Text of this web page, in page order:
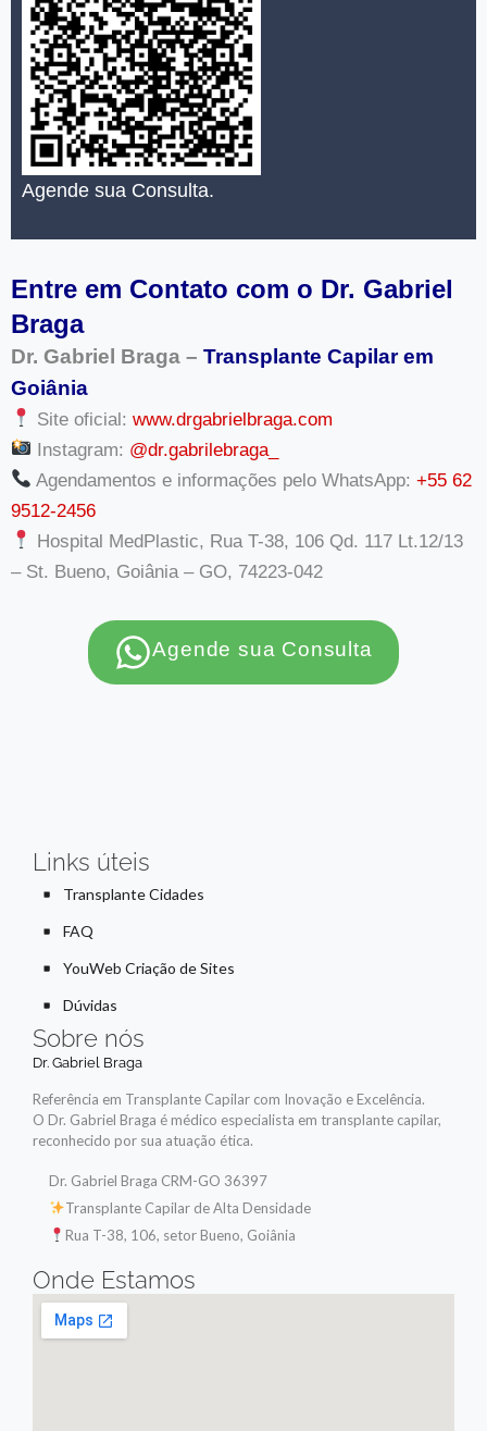
Agende sua Consulta.
Entre em Contato com o Dr. Gabriel
Braga
Dr. Gabriel Braga – Transplante Capilar em
Goiânia
Site oficial:www.drgabrielbraga.com
Instagram: @dr.gabrilebraga_
Agendamentos e informações pelo WhatsApp:+55 62
9512-2456
Hospital MedPlastic, Rua T-38, 106 Qd. 117 Lt.12/13
– St. Bueno, Goiânia – GO, 74223-042
Agende sua Consulta
Links úteis
Transplante Cidades
FAQ
YouWeb Criação de Sites
Dúvidas
Sobre nós
Dr. Gabriel Braga
Referência em Transplante Capilar com Inovação e Excelência.
O Dr. Gabriel Braga é médico especialista em transplante capilar,
reconhecido por sua atuação ética.
Dr. Gabriel Braga CRM-GO 36397
Transplante Capilar de Alta Densidade
Rua T-38, 106, setor Bueno, Goiânia
Onde Estamos